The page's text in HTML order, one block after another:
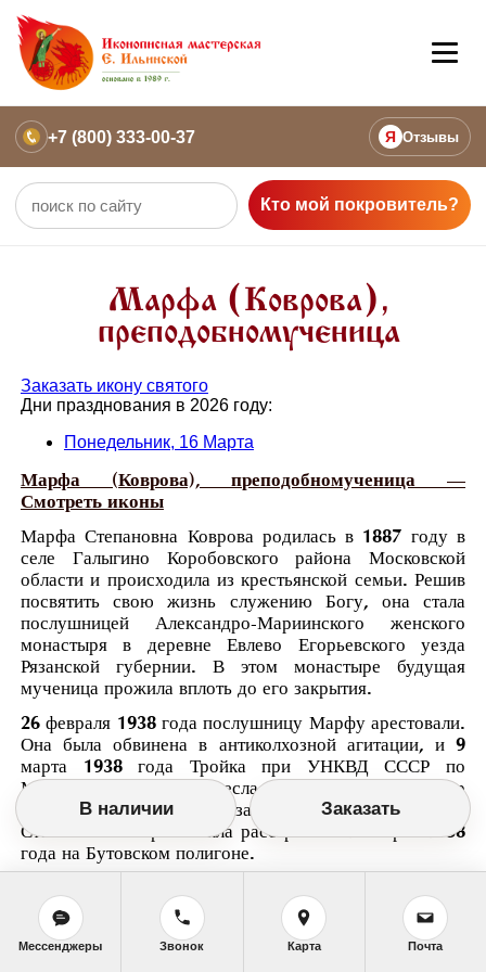
+7 (800) 333-00-37 Я Отзывы
Кто мой покровитель?
Марфа (Коврова),
преподобномученица
Заказать икону святого
Дни празднования в 2026 году:
Понедельник, 16 Марта
Марфа (Коврова), преподобномученица —
Смотреть иконы
Марфа Степановна Коврова родилась в 1887 году в
селе Галыгино Коробовского района Московской
области и происходила из крестьянской семьи. Решив
посвятить свою жизнь служению Богу, она стала
послушницей Александро-Мариинского женского
монастыря в деревне Евлево Егорьевского уезда
Рязанской губернии. В этом монастыре будущая
мученица прожила вплоть до его закрытия.
26 февраля 1938 года послушницу Марфу арестовали.
Она была обвинена в антиколхозной агитации, и 9
марта 1938 года Тройка при УНКВД СССР по
Московской области вынесла окончательный приговор
- высшая мера наказания- расстрел. Марфа
Степановна Коврова была расстреляна 16 марта 1938
года на Бутовском полигоне.
В наличии Заказать
Мессенджеры Звонок Карта Почта